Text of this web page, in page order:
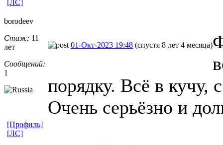
[ЛС]
borodeev
Стаж: 11
лет
Сообщений:
1
01-Окт-2023 19:48 (спустя 8 лет 4 месяца)
порядку. Всё в кучу,
Очень серьёзно и
[Профиль]
[ЛС]